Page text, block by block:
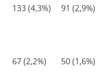
133 (4,3%) 91 (2,9%)
67 (2,2%) 50 (1,6%)